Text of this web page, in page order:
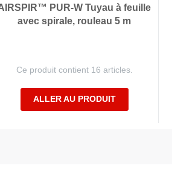
PUR-W Tuyau à feuille
avec spirale, rouleau 5 m
Ce produit contient 16 articles.
ALLER AU PRODUIT